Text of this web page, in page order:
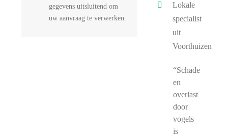
gegevens uitsluitend om
uw aanvraag te verwerken.
Lokale
specialist
uit
Voorthuizen
“Schade
en
overlast
door
vogels
is